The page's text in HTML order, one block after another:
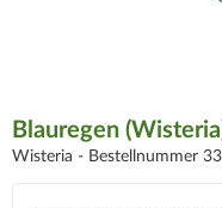
Blauregen
Wisteria - Bestellnummer